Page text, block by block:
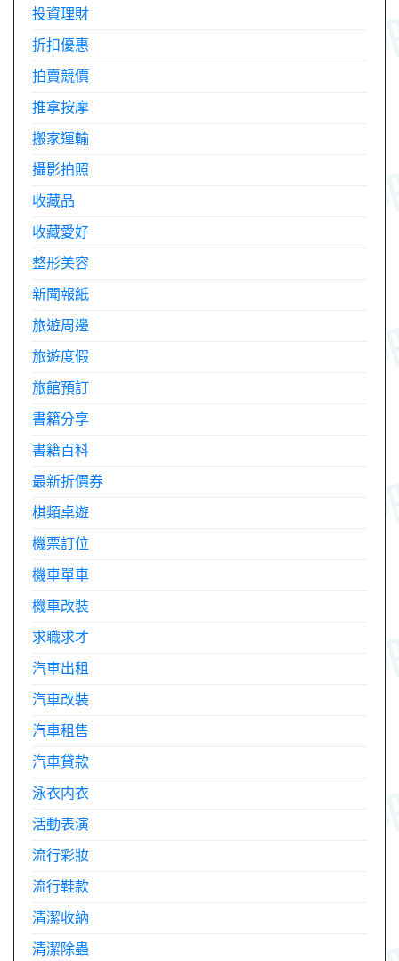
投資理財
折扣優惠
拍賣競價
推拿按摩
搬家運輸
攝影拍照
收藏品
收藏愛好
整形美容
新聞報紙
旅遊周邊
旅遊度假
旅館預訂
書籍分享
書籍百科
最新折價券
棋類桌遊
機票訂位
機車單車
機車改裝
求職求才
汽車出租
汽車改裝
汽車租售
汽車貸款
泳衣内衣
活動表演
流行彩妝
流行鞋款
清潔收納
清潔除蟲